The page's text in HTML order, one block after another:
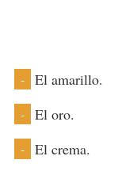
- El amarillo.
- El oro.
- El crema.